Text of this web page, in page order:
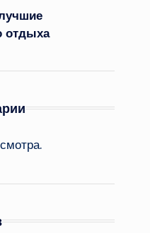
отдыха